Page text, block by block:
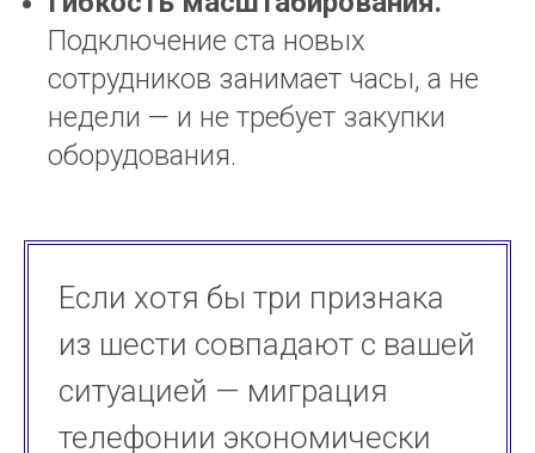
Подключение ста новых
сотрудников занимает часы, а не
недели — и не требует закупки
оборудования.
Если хотя бы три признака
из шести совпадают с вашей
ситуацией — миграция
телефонии экономически